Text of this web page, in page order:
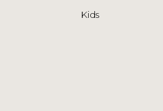
Kids